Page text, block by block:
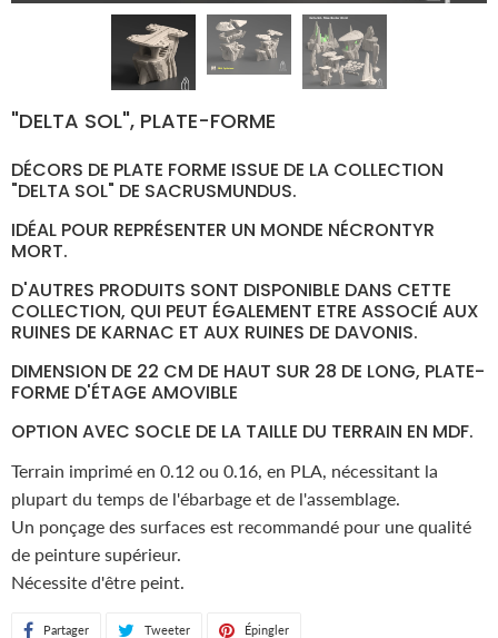
"DELTA SOL", PLATE-FORME
DÉCORS DE PLATE FORME ISSUE DE LA COLLECTION
"DELTA SOL" DE SACRUSMUNDUS.
IDÉAL POUR REPRÉSENTER UN MONDE NÉCRONTYR
MORT.
D'AUTRES PRODUITS SONT DISPONIBLE DANS CETTE
COLLECTION, QUI PEUT ÉGALEMENT ETRE ASSOCIÉ AUX
RUINES DE KARNAC ET AUX RUINES DE DAVONIS.
DIMENSION DE 22 CM DE HAUT SUR 28 DE LONG, PLATE-
FORME D'ÉTAGE AMOVIBLE
OPTION AVEC SOCLE DE LA TAILLE DU TERRAIN EN MDF.
Terrain imprimé en 0.12 ou 0.16, en PLA, nécessitant la
plupart du temps de l'ébarbage et de l'assemblage.
Un ponçage des surfaces est recommandé pour une qualité
de peinture supérieur.
Nécessite d'être peint.
Partager PartagerTweeter TweeterÉpingler